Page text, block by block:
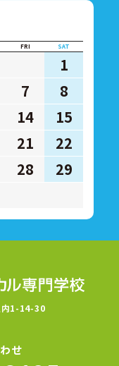
FRI SAT
1
7
8
14
15
21
22
28
29
内1-14-30
せ